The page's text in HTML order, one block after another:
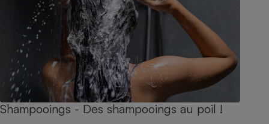
Shampooings - Des shampooings au poil !